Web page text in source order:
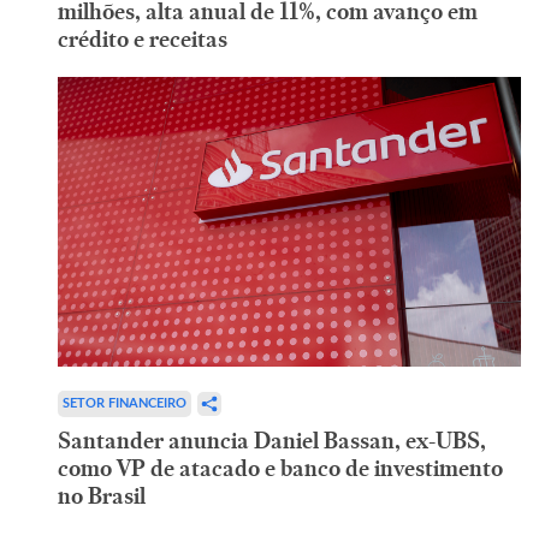
milhões, alta anual de 11%, com avanço em
crédito e receitas
SETOR FINANCEIRO
Santander anuncia Daniel Bassan, ex-UBS,
como VP de atacado e banco de investimento
no Brasil